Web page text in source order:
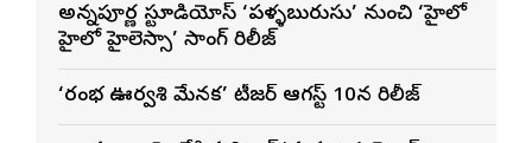
అన్నపూర్ణ స్టూడియోస్ ‘పళ్ళబురుసు’ నుంచి ‘హైలో
హైలో హైలెస్సా’ సాంగ్ రిలీజ్
‘రంభ ఊర్వశి మేనక’ టీజర్ ఆగస్ట్ 10న రిలీజ్